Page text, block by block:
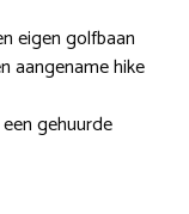
eigen golfbaan
aangename hike
gehuurde